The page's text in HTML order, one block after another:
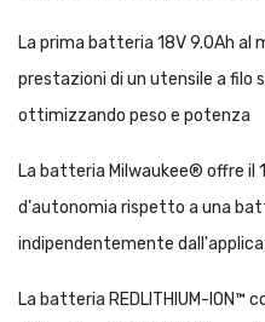
La prima batteria 18V 9.0Ah al
prestazioni di un utensile a filo
ottimizzando peso e potenza
La batteria Milwaukee® offre il
d'autonomia rispetto a una
indipendentemente
La batteria REDLITHIUM-ION™